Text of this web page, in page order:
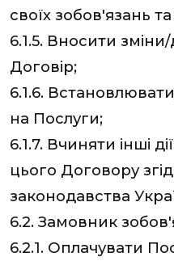
своїх зобов'язань
6.1.5. Вносити
Договір;
6.1.6.
на Послуги;
6.1.7. Вчиняти інші
цього Договору
законодавства
6.2. Замовник
6.2.1. Оплачувати